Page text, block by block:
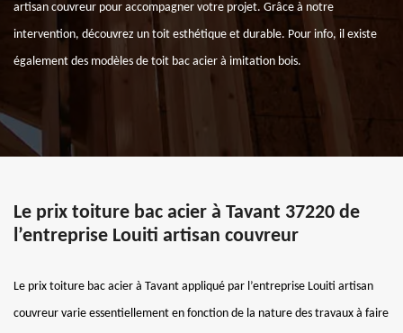
artisan couvreur pour accompagner votre projet. Grâce à notre
intervention, découvrez un toit esthétique et durable. Pour info, il existe
également des modèles de toit bac acier à imitation bois.
Le prix toiture bac acier à Tavant 37220 de
l’entreprise Louiti artisan couvreur
Le prix toiture bac acier à Tavant appliqué par l’entreprise Louiti artisan
couvreur varie essentiellement en fonction de la nature des travaux à faire